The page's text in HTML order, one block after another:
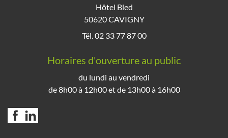
Hôtel Bled
50620 CAVIGNY
Tél. 02 33 77 87 00
Horaires d'ouverture au public
du lundi au vendredi
de 8h00 à 12h00 et de 13h00 à 16h00